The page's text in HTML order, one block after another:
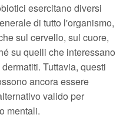
esercitano diversi
di tutto l'organismo,
sul cervello, sul cuore,
su quelli che interessano
Tuttavia, questi
ancora essere
valido per
mentali.